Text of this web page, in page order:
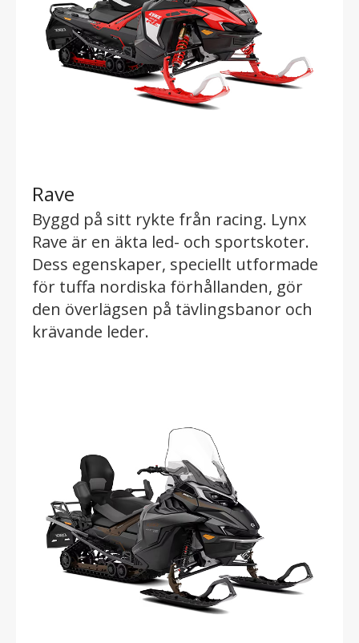
Rave
Byggd på sitt rykte från racing. Lynx
Rave är en äkta led- och sportskoter.
Dess egenskaper, speciellt utformade
för tuffa nordiska förhållanden, gör
den överlägsen på tävlingsbanor och
krävande leder.